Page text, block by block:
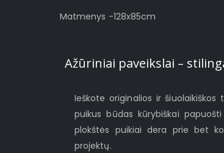
Matmenys -128x85cm
Ažūriniai paveikslai –
Ieškote originalios ir šiuolaikiškos
puikus būdas kūrybiškai
plokštės puikiai dera prie bet
projektų.